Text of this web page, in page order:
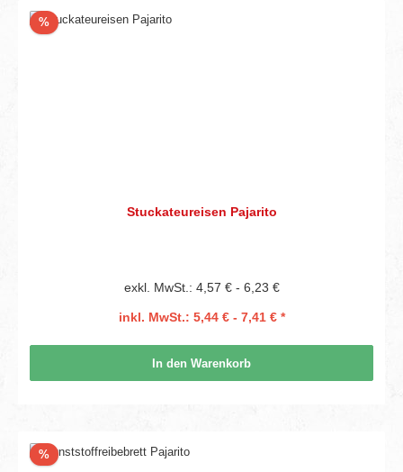
%Rabatt
Stuckateureisen Pajarito
exkl. MwSt.: 4,57 € - 6,23 €
inkl. MwSt.: 5,44 € - 7,41 € *
In den Warenkorb
%Rabatt